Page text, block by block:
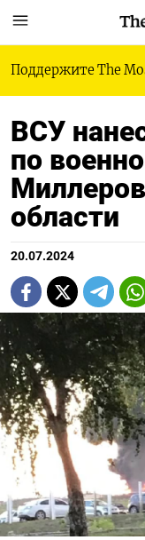
Поддержите The
ВСУ
по
области
20.07.2024